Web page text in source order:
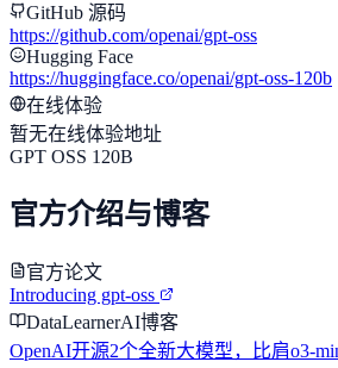
GitHub 源码
https://github.com/openai/gpt-oss
Hugging Face
https://huggingface.co/openai/gpt-oss-120b
在线体验
暂无在线体验地址
GPT OSS 120B
官方介绍与博客
官方论文
Introducing gpt-oss
DataLearnerAI博客
OpenAI开源2个全新大模型，比肩o3-